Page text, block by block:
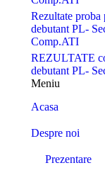
Rezultate proba
debutant PL-
Comp.ATI
REZULTATE
debutant PL-
Meniu
Acasa
Despre noi
Prezentare